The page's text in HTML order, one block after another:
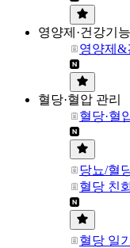
영양제·건강기
영양제&
혈당·혈압 관리
혈당·혈
당뇨/혈
혈당 친
혈당 일기